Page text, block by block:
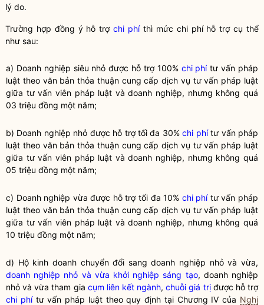
lý do.
Trường hợp đồng ý hỗ trợchi phíthì mức chi phíhỗ trợ cụ thể
như sau:
a) Doanh nghiệp siêu nhỏ được hỗ trợ 100% chi phítư vấn pháp
luật theo văn bản thỏa thuận cung cấp dịch vụ tư vấn pháp luật
giữa tư vấn viên pháp luật và doanh nghiệp, nhưng không quá
03 triệu đồng một năm;
b) Doanh nghiệp nhỏ được hỗ trợ tối đa 30%chi phítư vấn pháp
luật theo văn bản thỏa thuận cung cấp dịch vụ tư vấn pháp luật
giữa tư vấn viên pháp luật và doanh nghiệp, nhưng không quá
05 triệu đồng một năm;
c) Doanh nghiệp vừa được hỗ trợ tối đa 10% chi phítư vấn pháp
luật theo văn bản thỏa thuận cung cấp dịch vụ tư vấn pháp luật
giữa tư vấn viên pháp luật và doanh nghiệp, nhưng không quá
10 triệu đồng một năm;
d) Hộ kinh doanh chuyển đổi sang doanh nghiệp nhỏ và vừa,
doanh nghiệp nhỏ và vừa khởi nghiệp sáng tạo, doanh nghiệp
nhỏ và vừa tham gia cụm liên kết ngành,chuỗi giá trịđược hỗ trợ
chi phítư vấn pháp luậttheo quy định tại Chương IV của Nghị